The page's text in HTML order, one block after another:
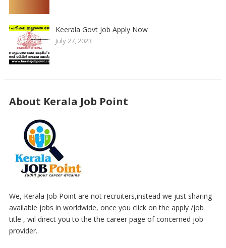
Keerala Govt Job Apply Now
July 27, 2023
About Kerala Job Point
We, Kerala Job Point are not recruiters,instead we just sharing
available jobs in worldwide, once you click on the apply /job
title , wil direct you to the the career page of concerned job
provider..